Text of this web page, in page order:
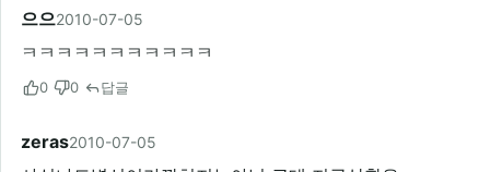
으으2010-07-05
ㅋㅋㅋㅋㅋㅋㅋㅋㅋㅋㅋ
0 0 답글
zeras2010-07-05